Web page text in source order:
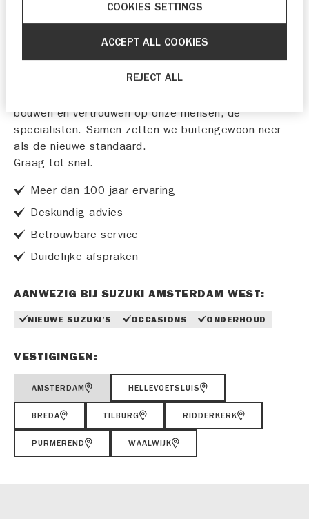
Wij begrijpen dat het laten onderhouden, repareren
doen wij daarom zonder fratsen, gebaseerd op
vertrouwen.
We kiezen er bewust voor om alles wat we doen
bouwen en vertrouwen op onze mensen, de
specialisten. Samen zetten we buitengewoon neer
als de nieuwe standaard.
Graag tot snel.
Meer dan 100 jaar ervaring
Deskundig advies
Betrouwbare service
Duidelijke afspraken
AANWEZIG BIJ SUZUKI AMSTERDAM WEST:
NIEUWE SUZUKI'S OCCASIONS ONDERHOUD
VESTIGINGEN:
AMSTERDAM HELLEVOETSLUIS
BREDA TILBURG RIDDERKERK
PURMEREND WAALWIJK
COOKIES SETTINGS
REJECT ALL
ACCEPT ALL COOKIES